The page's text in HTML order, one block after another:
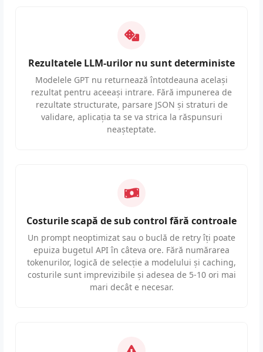
Rezultatele LLM-urilor nu sunt deterministe
Modelele GPT nu returnează întotdeauna același
rezultat pentru aceeași intrare. Fără impunerea de
rezultate structurate, parsare JSON și straturi de
validare, aplicația ta se va strica la răspunsuri
neașteptate.
Costurile scapă de sub control fără controale
Un prompt neoptimizat sau o buclă de retry îți poate
epuiza bugetul API în câteva ore. Fără numărarea
tokenurilor, logică de selecție a modelului și caching,
costurile sunt imprevizibile și adesea de 5-10 ori mai
mari decât e necesar.